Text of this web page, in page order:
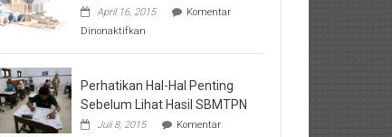
April 16, 2015
Komentar
Dinonaktifkan
Tentang
BTN
Perhatikan Hal-Hal Penting
Sebelum Lihat Hasil SBMTPN
Juli 8, 2015
Komentar